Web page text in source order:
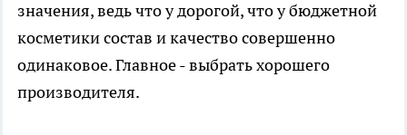
значения, ведь что у дорогой, что у бюджетной
косметики состав и качество совершенно
одинаковое. Главное - выбрать хорошего
производителя.